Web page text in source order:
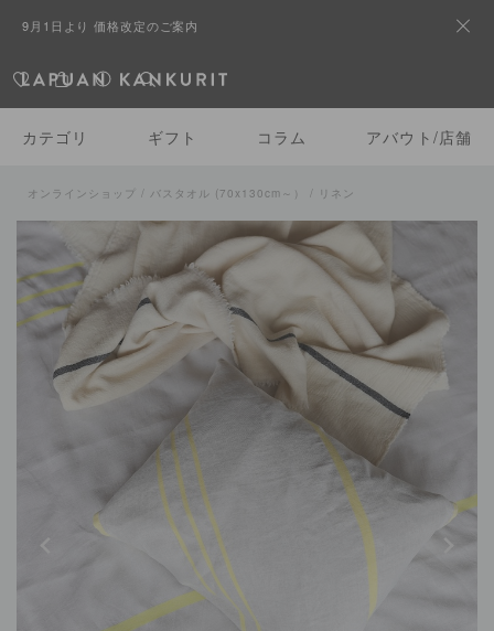
9月1日より 価格改定のご案内
カテゴリ ギフト コラム アバウト/店舗
オンラインショップ / バスタオル (70x130cm～） / リネン